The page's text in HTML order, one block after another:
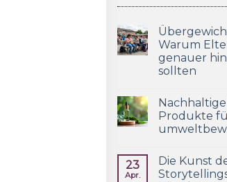
Warum
genauer
sollten
Produkte
23
Apr.
Die Kunst